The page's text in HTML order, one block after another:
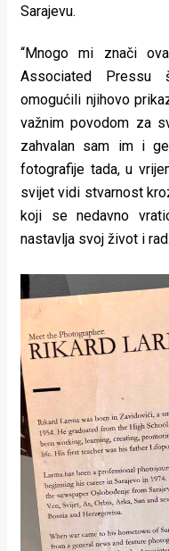
Sarajevu.
“Mnogo mi znači
Associated
omogućili njihovo
važnim povodom za
zahvalan sam im i
fotografije tada, u
svijet vidi stvarnost
koji se nedavno
nastavlja svoj život i rad.